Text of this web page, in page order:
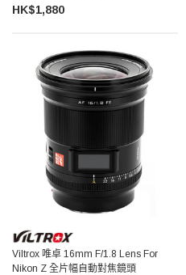
HK$1,880
Viltrox 唯卓 16mm F/1.8 Lens For
Nikon Z 全片幅自動對焦鏡頭